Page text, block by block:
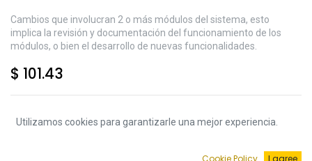
Cambios que involucran 2 o más módulos del sistema, esto
implica la revisión y documentación del funcionamiento de los
módulos, o bien el desarrollo de nuevas funcionalidades.
$ 101.43
Agregar a la Carrito
Utilizamos cookies para garantizarle una mejor experiencia.
Cookie Policy I agree